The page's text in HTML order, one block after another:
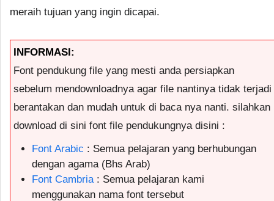
meraih tujuan yang ingin dicapai.
INFORMASI:
Font pendukung file yang mesti anda persiapkan
sebelum mendownloadnya agar file nantinya tidak terjadi
berantakan dan mudah untuk di baca nya nanti. silahkan
download di sini font file pendukungnya disini :
Font Arabic : Semua pelajaran yang berhubungan
dengan agama (Bhs Arab)
Font Cambria: Semua pelajaran kami
menggunakan nama font tersebut